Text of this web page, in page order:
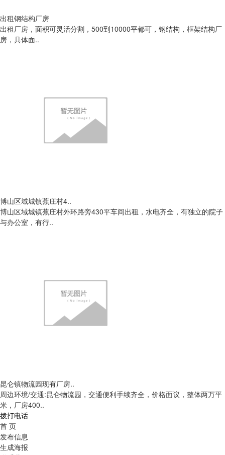
出租钢结构厂房
出租厂房，面积可灵活分割，500到10000平都可，钢结构，框架结构厂
房，具体面..
博山区域城镇蕉庄村4..
博山区域城镇蕉庄村外环路旁430平车间出租，水电齐全，有独立的院子
与办公室，有行..
昆仑镇物流园现有厂房..
周边环境/交通:昆仑物流园，交通便利手续齐全，价格面议，整体两万平
米，厂房400..
拨打电话
首 页
发布信息
生成海报